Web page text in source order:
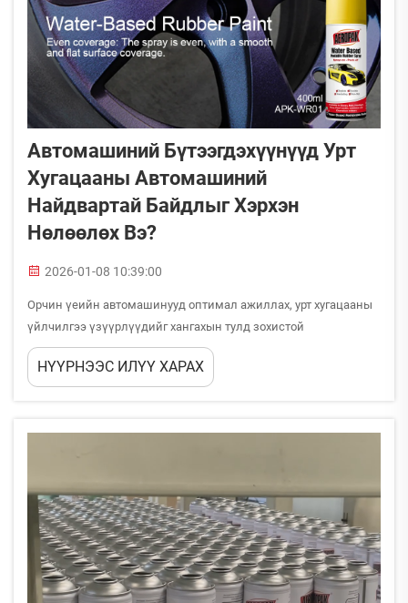
Автомашиний Бүтээгдэхүүнүүд Урт
Хугацааны Автомашиний
Найдвартай Байдлыг Хэрхэн
Нөлөөлөх Вэ?
2026-01-08 10:39:00
Орчин үеийн автомашинууд оптимал ажиллах, урт хугацааны
үйлчилгээ үзүүрлүүдийг хангахын тулд зохистой
үйлчилгээний дараалалд их тулгуурлан ажилладаг.
Хүртээмүүр бүтээгдэхүүнүүдийн дунд хөдөлгүүрийн
онцгой чухал бүрдүүлэгч болойдоо тодорхойлогдож буй.
НҮҮРНЭЭС ИЛҮҮ ХАРАХ